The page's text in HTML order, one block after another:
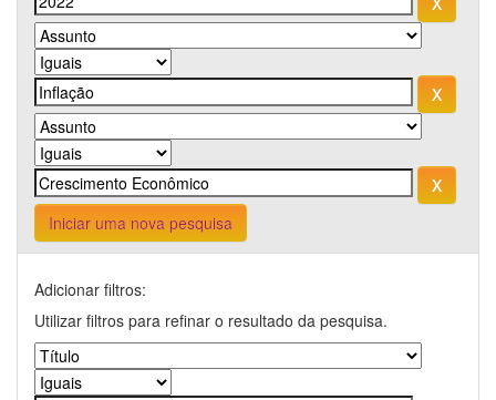
Iniciar uma nova pesquisa
Adicionar filtros:
Utilizar filtros para refinar o resultado da pesquisa.